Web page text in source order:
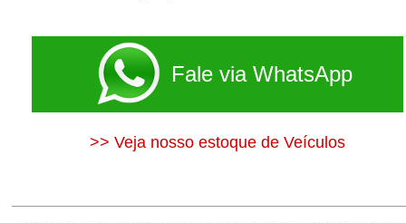
Fale via WhatsApp
>> Veja nosso estoque de Veículos